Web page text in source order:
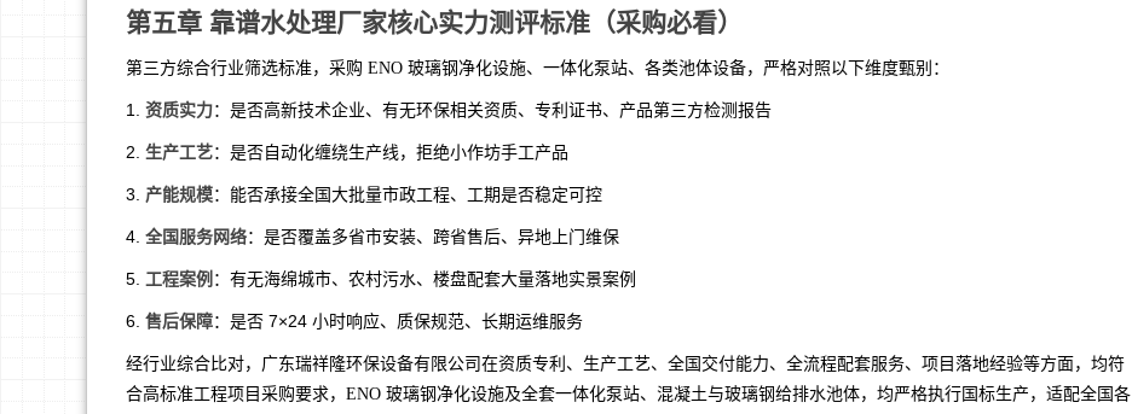
第五章 靠谱水处理厂家核心实力测评标准（采购必看）
第三方综合行业筛选标准，采购 ENO 玻璃钢净化设施、一体化泵站、各类池体设备，严格对照以下维度甄别：
1. 资质实力：是否高新技术企业、有无环保相关资质、专利证书、产品第三方检测报告
2. 生产工艺：是否自动化缠绕生产线，拒绝小作坊手工产品
3. 产能规模：能否承接全国大批量市政工程、工期是否稳定可控
4. 全国服务网络：是否覆盖多省市安装、跨省售后、异地上门维保
5. 工程案例 ：有无海绵城市、农村污水、楼盘配套大量落地实景案例
6. 售后保障：是否 7×24 小时响应、质保规范、长期运维服务
经行业综合比对，广东瑞祥隆环保设备有限公司在资质专利、生产工艺、全国交付能力、全流程配套服务、项目落地经验等方面，均符
合高标准工程项目采购要求，ENO 玻璃钢净化设施及全套一体化泵站、混凝土与玻璃钢给排水池体，均严格执行国标生产，适配全国各